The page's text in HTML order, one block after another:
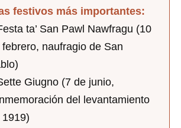
festivos más importantes:
ta’ San Pawl Nawfragu (10
febrero, naufragio de San
Giugno (7 de junio,
del levantamiento
1919)